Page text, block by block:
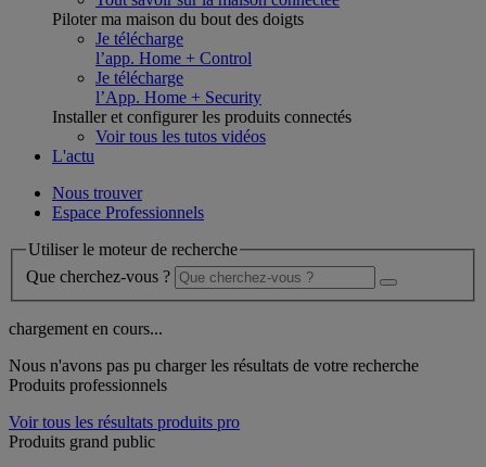
Piloter ma maison du bout des doigts
Je télécharge
l’app. Home + Control
Je télécharge
l’App. Home + Security
Installer et configurer les produits connectés
Voir tous les tutos vidéos
L'actu
Nous trouver
Espace Professionnels
Utiliser le moteur de recherche
Que cherchez-vous ?
chargement en cours...
Nous n'avons pas pu charger les résultats de votre recherche
Produits professionnels
Voir tous les résultats produits pro
Produits grand public